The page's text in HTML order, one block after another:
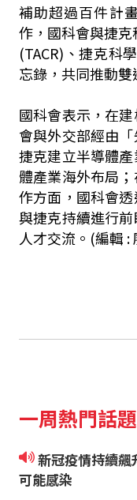
補助超過百件計
作，國科會與捷克
(TACR)、捷克科
忘錄，共同推動雙
國科會表示，在
會與外交部經由
捷克建立半導體
體產業海外布局
作方面，國科會
與捷克持續進行
人才交流。(編輯 :
一周熱門話
新冠疫情持續飆升 常見八大症狀 沒發燒也
可能感染